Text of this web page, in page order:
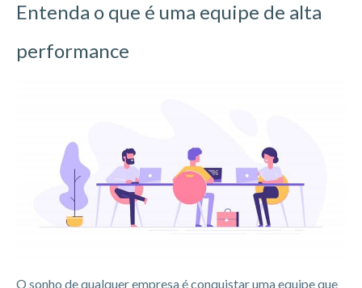
Entenda o que é uma equipe de alta
performance
O sonho de qualquer empresa é conquistar uma equipe que